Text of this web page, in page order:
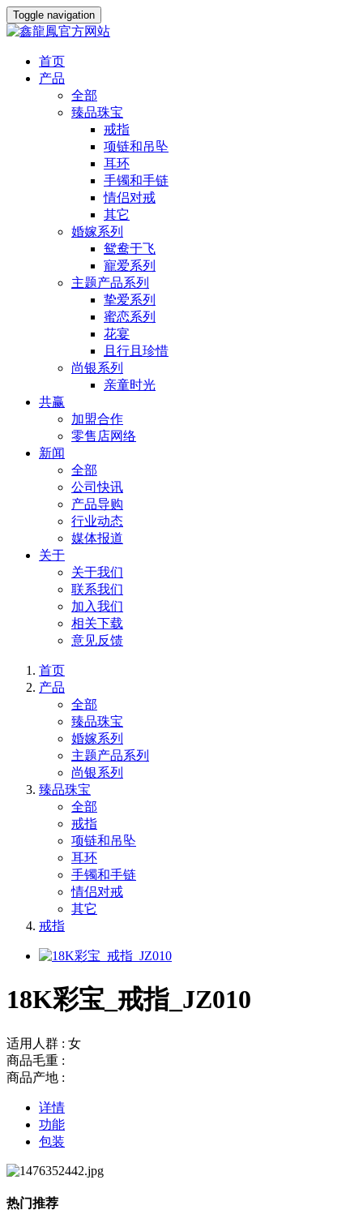
Toggle navigation
首页
产品
全部
臻品珠宝
戒指
项链和吊坠
耳环
手镯和手链
情侣对戒
其它
婚嫁系列
鸳鸯于飞
寵爱系列
主题产品系列
挚爱系列
蜜恋系列
花宴
且行且珍惜
尚银系列
亲童时光
共赢
加盟合作
零售店网络
新闻
全部
公司快讯
产品导购
行业动态
媒体报道
关于
关于我们
联系我们
加入我们
相关下载
意见反馈
首页
产品
全部
臻品珠宝
婚嫁系列
主题产品系列
尚银系列
臻品珠宝
全部
戒指
项链和吊坠
耳环
手镯和手链
情侣对戒
其它
戒指
18K彩宝_戒指_JZ010
适用人群 : 女
商品毛重 :
商品产地 :
详情
功能
包装
热门推荐